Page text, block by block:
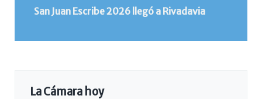
San Juan Escribe 2026 llegó a Rivadavia
La Cámara hoy